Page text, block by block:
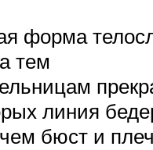
форма
тем
линия
бюст и